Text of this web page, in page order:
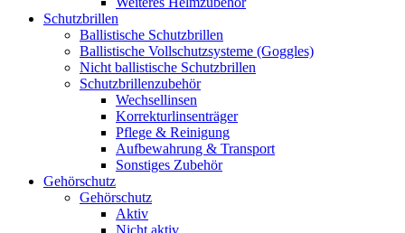
Schutzbrillen
Ballistische Schutzbrillen
Ballistische Vollschutzsysteme (Goggles)
Nicht ballistische Schutzbrillen
Schutzbrillenzubehör
Wechsellinsen
Korrekturlinsenträger
Pflege & Reinigung
Aufbewahrung & Transport
Sonstiges Zubehör
Gehörschutz
Gehörschutz
Aktiv
Nicht aktiv